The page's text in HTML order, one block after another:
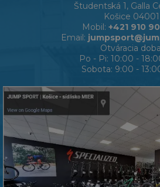
Študentská 1, Galla
Košice 04001
Mobil: +421 910
Email:
Otváracia
Po - Pi: 10:00 -
Sobota: 9:00 -